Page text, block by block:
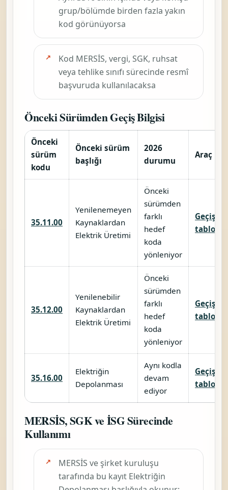
grup/bölümde birden fazla yakın
kod görünüyorsa
Kod MERSİS, vergi, SGK, ruhsat
veya tehlike sınıfı sürecinde resmî
başvuruda kullanılacaksa
Önceki Sürümden Geçiş Bilgisi
Önceki
sürüm
kodu
Önceki sürüm
başlığı
2026
durumu
Araç
35.11.00
Yenilenemeyen
Kaynaklardan
Elektrik Üretimi
Önceki
sürümden
farklı
hedef
koda
yönleniyor
Geçiş
tablosu
35.12.00
Yenilenebilir
Kaynaklardan
Elektrik Üretimi
Önceki
sürümden
farklı
hedef
koda
yönleniyor
Geçiş
tablosu
35.16.00
Elektriğin
Depolanması
Aynı kodla
devam
ediyor
Geçiş
tablosu
MERSİS, SGK ve İSG Sürecinde
Kullanımı
MERSİS ve şirket kuruluşu
tarafında bu kayıt Elektriğin